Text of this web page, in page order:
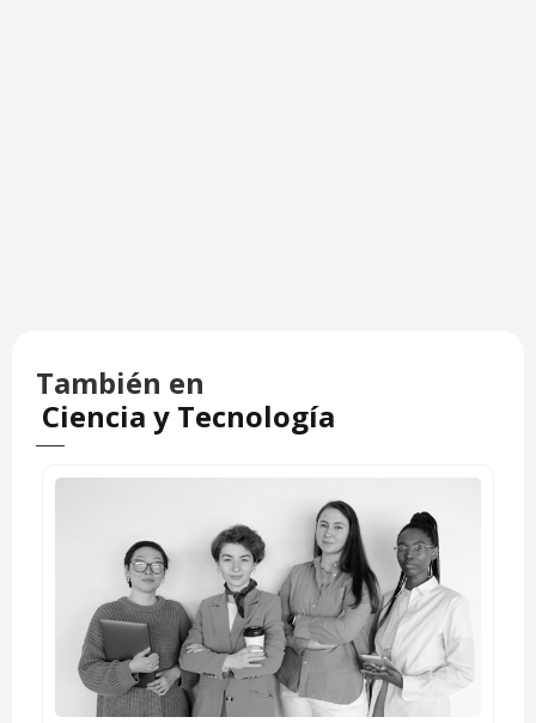
También en
Ciencia y Tecnología